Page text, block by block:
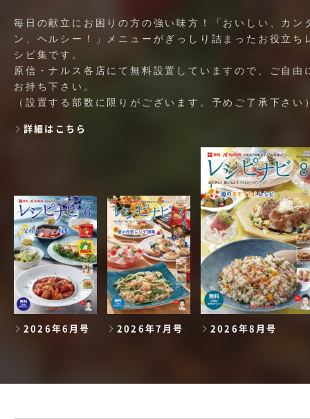
毎日の献立にお困りの方の強い味方！「おいしい、カン
ン、ヘルシー！」メニューがぎっしり詰まったお役立ち
シピ集です。
原信・ナルス各店にて無料設置していますので、ご自由
お持ち下さい。
（設置する部数に限りがございます。予めご了承下さい
詳細はこちら
2026年6月号 2026年7月号 2026年8月号